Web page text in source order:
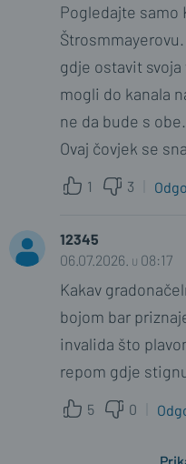
Pogledajte samo
gdje ostavit
mogli do kanala
ne da bude s
Ovaj čovjek se
1 3
12345
06.07.2026. u 08:17
Kakav
bojom bar
invalida što
repom gdje
5 0